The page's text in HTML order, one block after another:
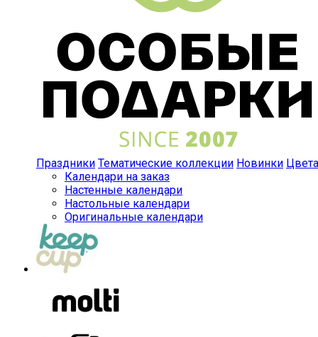
Праздники Тематические коллекции Новинки Цвета
Календари на заказ
Настенные календари
Настольные календари
Оригинальные календари